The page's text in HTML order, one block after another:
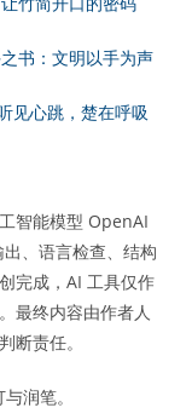
书：文明以手为声
见心跳，楚在呼吸
智能模型 OpenAI
、语言检查、结构
完成，AI 工具仅作
最终内容由作者人
断责任。
润笔。